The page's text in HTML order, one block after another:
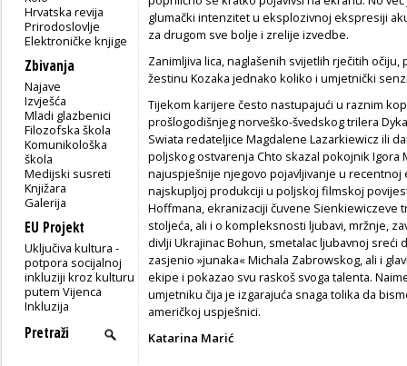
Hrvatska revija
Prirodoslovlje
Elektroničke knjige
Zbivanja
Najave
Izvješća
Mladi glazbenici
Filozofska škola
Komunikološka
škola
Medijski susreti
Knjižara
Galerija
EU Projekt
Uključiva kultura -
potpora socijalnoj
inkluziji kroz kulturu
putem Vijenca
Inkluzija
glumački intenzitet u eksplozivnoj ekspresiji
za drugom sve bolje i zrelije izvedbe.
Zanimljiva lica, naglašenih svijetlih rječitih
žestinu Kozaka jednako koliko i umjetnički
Tijekom karijere često nastupajući u raznim
prošlogodišnjeg norveško-švedskog trilera
Swiata redateljice Magdalene Lazarkiewicz ili
poljskog ostvarenja Chto skazal pokojnik Igora
najuspješnije njegovo pojavljivanje u
najskupljoj produkciji u poljskoj filmskoj
Hoffmana, ekranizaciji čuvene Sienkiewiczeve
stoljeća, ali i o kompleksnosti ljubavi, mržnje,
divlji Ukrajinac Bohun, smetalac ljubavnoj
zasjenio »junaka« Michala Zabrowskog, ali i
ekipe i pokazao svu raskoš svoga talenta.
umjetniku čija je izgarajuća snaga tolika da
američkoj uspješnici.
Katarina Marić